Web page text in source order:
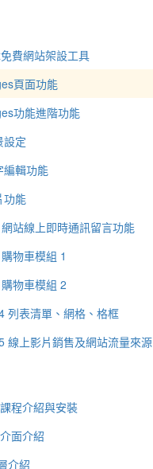
費網站架設工具
頁面功能
功能進階功能
設定
編輯功能
功能
站線上即時通訊留言功能
物車模組 1
物車模組 2
列表清單、網格、格框
線上影片銷售及網站流量來源
程介紹與安裝
面介紹
介紹